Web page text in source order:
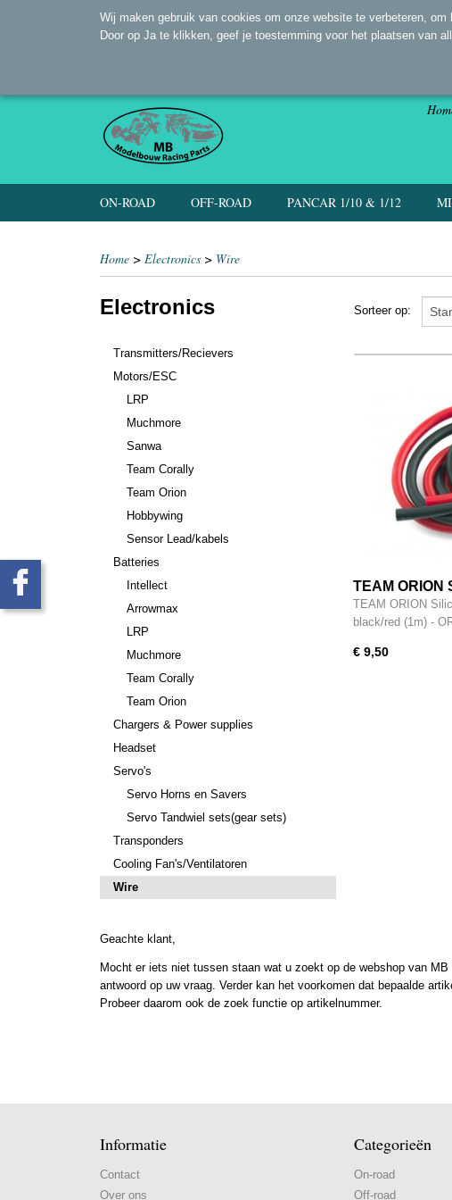
ON-ROAD OFF-ROAD PANCAR 1/10 & 1/12
Home > Electronics > Wire
Electronics
Transmitters/Recievers
Motors/ESC
LRP
Muchmore
Sanwa
Team Corally
Team Orion
Hobbywing
Sensor Lead/kabels
Batteries
Intellect
Arrowmax
LRP
Muchmore
Team Corally
Team Orion
Chargers & Power supplies
Headset
Servo's
Servo Horns en Savers
Servo Tandwiel sets(gear sets)
Transponders
Cooling Fan's/Ventilatoren
Wire
Sorteer op:
TEAM ORION
black/red (1m)
TEAM ORION
black/red (1m) -
€ 9,50
Geachte klant,
Mocht er iets niet tussen staan wat u zoekt op de webshop van
antwoord op uw vraag. Verder kan het voorkomen dat bepaalde
Probeer daarom ook de zoek functie op artikelnummer.
Informatie
Contact
Over ons
Categorieën
On-road
Off-road
Wij maken gebruik van cookies om onze website te verbeteren,
Door op Ja te klikken, geef je toestemming voor het plaatsen van